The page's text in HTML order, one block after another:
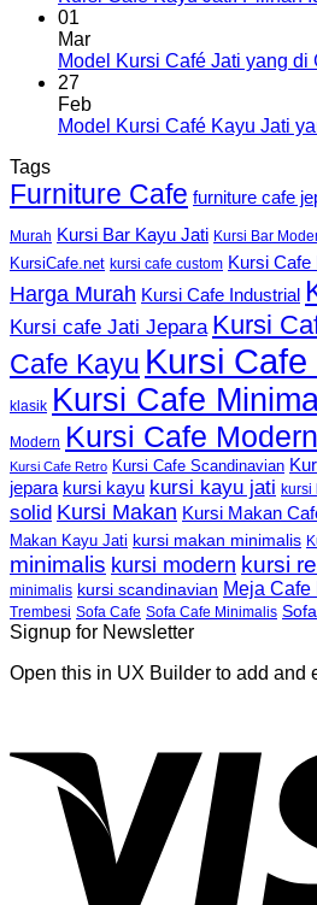
01
Mar
Model Kursi Café Jati yang di
27
Feb
Model Kursi Café Kayu Jati
Tags
Furniture Cafe furniture cafe
Murah Kursi Bar Kayu Jati Kursi Bar
KursiCafe.net kursi cafe custom Kursi Cafe
Harga Murah Kursi Cafe Industrial
Kursi cafe Jati Jepara Kursi
Cafe Kayu Kursi
klasik Kursi Cafe
Modern Kursi Cafe Modern
Kursi Cafe Retro Kursi Cafe Scandinavian
jepara kursi kayu kursi kayu jati kursi
solid Kursi Makan Kursi Makan
Makan Kayu Jati kursi makan minimalis
minimalis kursi modern kursi
minimalis kursi scandinavian Meja Cafe
Trembesi Sofa Cafe Sofa Cafe Minimalis
Signup for Newsletter
Open this in UX Builder to add and